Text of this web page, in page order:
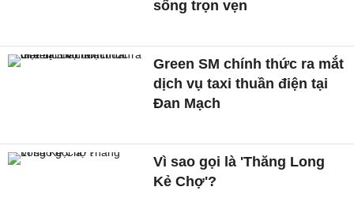
sống trọn vẹn
Green SM chính thức ra mắt
dịch vụ taxi thuần điện tại
Đan Mạch
Vì sao gọi là 'Thăng Long
Kẻ Chợ'?